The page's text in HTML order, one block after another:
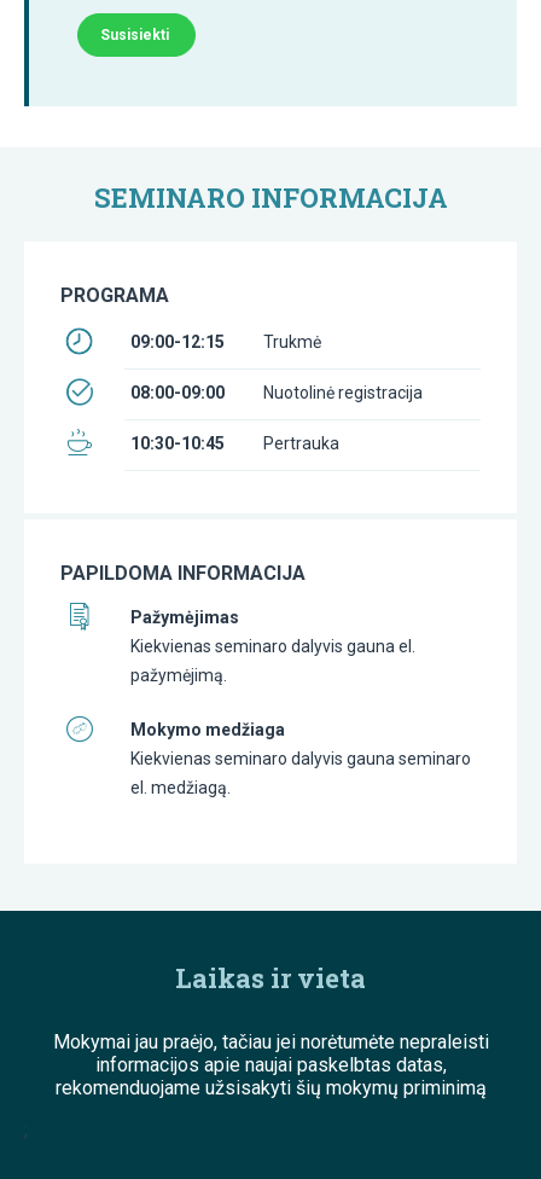
Susisiekti
SEMINARO INFORMACIJA
PROGRAMA
09:00-12:15 Trukmė
08:00-09:00 Nuotolinė registracija
10:30-10:45 Pertrauka
PAPILDOMA INFORMACIJA
Pažymėjimas
Kiekvienas seminaro dalyvis gauna el.
pažymėjimą.
Mokymo medžiaga
Kiekvienas seminaro dalyvis gauna seminaro
el. medžiagą.
Laikas ir vieta
Mokymai jau praėjo, tačiau jei norėtumėte nepraleisti
informacijos apie naujai paskelbtas datas,
rekomenduojame užsisakyti šių mokymų priminimą
;